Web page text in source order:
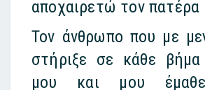
αποχαιρετώ τον πατέρα
Τον άνθρωπο που με
στήριξε σε κάθε
μου και μου